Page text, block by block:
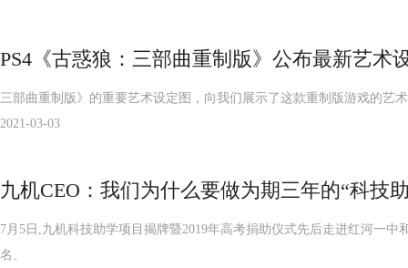
PS4《古惑狼：三部曲重制版》公布最新艺术
三部曲重制版》的重要艺术设定图，向我们展示了这款重制版游戏的艺
2021-03-03
九机CEO：我们为什么要做为期三年的“科技
7月5日,九机科技助学项目揭牌暨2019年高考捐助仪式先后走进红河一
名、